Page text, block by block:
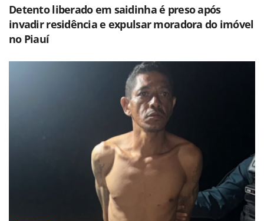
Detento liberado em saidinha é preso após
invadir residência e expulsar moradora do imóvel
no Piauí